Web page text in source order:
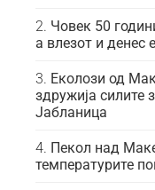
Човек 50
а влезот и денес
Еколози од
здружија силите
Јабланица
Пекол над
температурите